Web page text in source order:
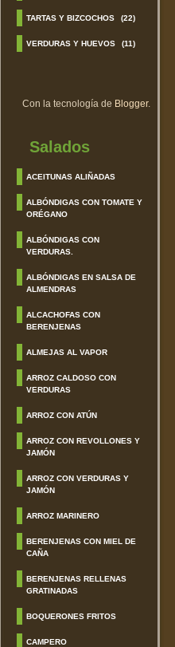
TARTAS Y BIZCOCHOS (22)
VERDURAS Y HUEVOS (11)
Con la tecnología de Blogger.
Salados
ACEITUNAS ALIÑADAS
ALBÓNDIGAS CON TOMATE Y
ORÉGANO
ALBÓNDIGAS CON
VERDURAS.
ALBÓNDIGAS EN SALSA DE
ALMENDRAS
ALCACHOFAS CON
BERENJENAS
ALMEJAS AL VAPOR
ARROZ CALDOSO CON
VERDURAS
ARROZ CON ATÚN
ARROZ CON REVOLLONES Y
JAMÓN
ARROZ CON VERDURAS Y
JAMÓN
ARROZ MARINERO
BERENJENAS CON MIEL DE
CAÑA
BERENJENAS RELLENAS
GRATINADAS
BOQUERONES FRITOS
CAMPERO